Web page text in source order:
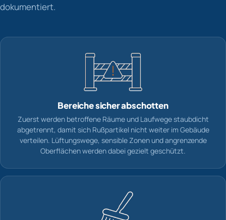
dokumentiert.
Bereiche sicher abschotten
Zuerst werden betroffene Räume und Laufwege staubdicht
abgetrennt, damit sich Rußpartikel nicht weiter im Gebäude
verteilen. Lüftungswege, sensible Zonen und angrenzende
Oberflächen werden dabei gezielt geschützt.